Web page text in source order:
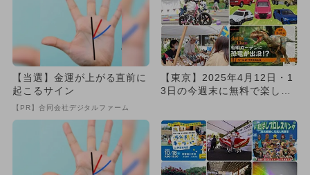
【当選】金運が上がる直前に
起こるサイン
【PR】合同会社デジタルファーム
【東京】2025年4月12日・1
3日の今週末に無料で楽しめ